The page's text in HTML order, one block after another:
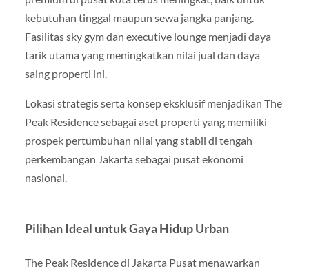
kebutuhan tinggal maupun sewa jangka panjang.
Fasilitas sky gym dan executive lounge menjadi daya
tarik utama yang meningkatkan nilai jual dan daya
saing properti ini.
Lokasi strategis serta konsep eksklusif menjadikan The
Peak Residence sebagai aset properti yang memiliki
prospek pertumbuhan nilai yang stabil di tengah
perkembangan Jakarta sebagai pusat ekonomi
nasional.
Pilihan Ideal untuk Gaya Hidup Urban
The Peak Residence di Jakarta Pusat menawarkan